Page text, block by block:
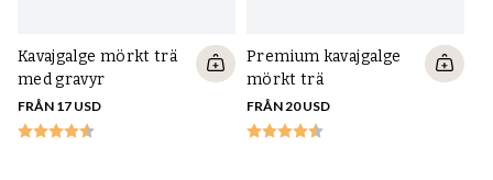
Kavajgalge mörkt trä
med gravyr
FRÅN 17 USD
Premium kavajgalge
mörkt trä
FRÅN 20 USD